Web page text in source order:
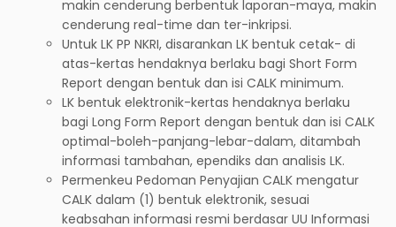
makin cenderung berbentuk laporan-maya, makin
cenderung real-time dan ter-inkripsi.
Untuk LK PP NKRI, disarankan LK bentuk cetak- di
atas-kertas hendaknya berlaku bagi Short Form
Report dengan bentuk dan isi CALK minimum.
LK bentuk elektronik-kertas hendaknya berlaku
bagi Long Form Report dengan bentuk dan isi CALK
optimal-boleh-panjang-lebar-dalam, ditambah
informasi tambahan, ependiks dan analisis LK.
Permenkeu Pedoman Penyajian CALK mengatur
CALK dalam (1) bentuk elektronik, sesuai
keabsahan informasi resmi berdasar UU Informasi